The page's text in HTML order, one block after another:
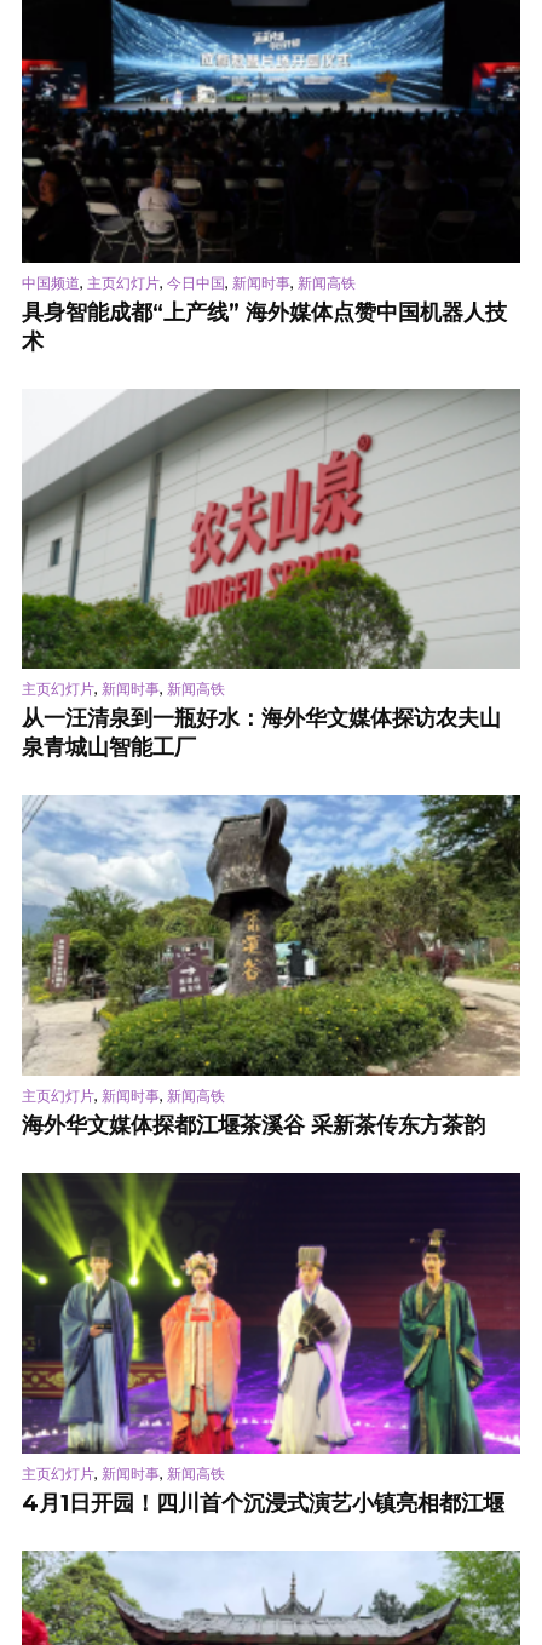
中国频道, 主页幻灯片, 今日中国, 新闻时事, 新闻高铁
具身智能成都“上产线” 海外媒体点赞中国机器人技
术
主页幻灯片, 新闻时事, 新闻高铁
从一汪清泉到一瓶好水：海外华文媒体探访农夫山
泉青城山智能工厂
主页幻灯片, 新闻时事, 新闻高铁
海外华文媒体探都江堰茶溪谷 采新茶传东方茶韵
主页幻灯片, 新闻时事, 新闻高铁
4月1日开园！四川首个沉浸式演艺小镇亮相都江堰